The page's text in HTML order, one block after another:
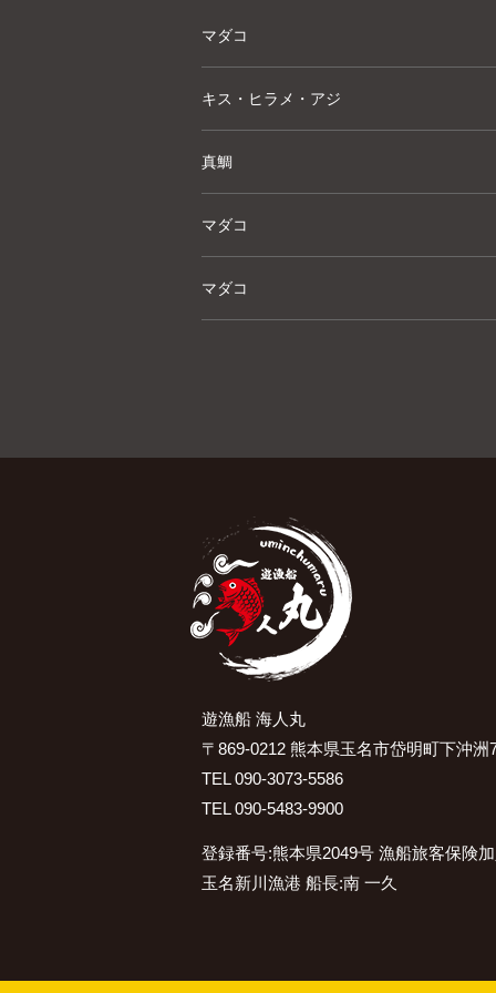
マダコ
キス・ヒラメ・アジ
真鯛
マダコ
マダコ
遊漁船 海人丸
〒869-0212 熊本県玉名市岱明町下沖洲
TEL 090-3073-5586
TEL 090-5483-9900
登録番号:熊本県2049号 漁船旅客保険
玉名新川漁港 船長:南 一久